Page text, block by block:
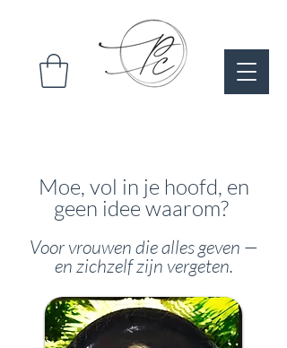
Moe, vol in je hoofd, en
geen idee waarom?
Voor vrouwen die alles geven —
en zichzelf zijn vergeten.